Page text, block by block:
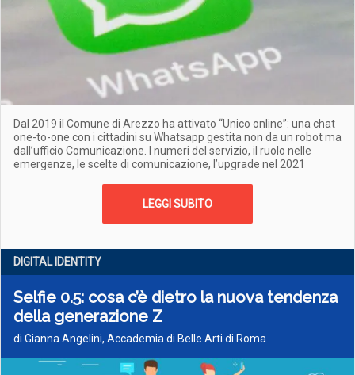
Dal 2019 il Comune di Arezzo ha attivato “Unico online”: una chat
one-to-one con i cittadini su Whatsapp gestita non da un robot ma
dall’ufficio Comunicazione. I numeri del servizio, il ruolo nelle
emergenze, le scelte di comunicazione, l’upgrade nel 2021
LEGGI SUBITO
DIGITAL IDENTITY
Selfie 0.5: cosa c’è dietro la nuova tendenza
della generazione Z
di Gianna Angelini, Accademia di Belle Arti di Roma